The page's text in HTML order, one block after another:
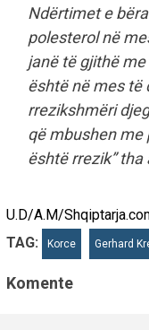
Ndërtimet e
polesterol në
janë të gjithë
është në mes të
rrezikshmëri
që mbushen me
është rrezik” tha
U.D/A.M/
TAG:
Korce Gerhard
Komente